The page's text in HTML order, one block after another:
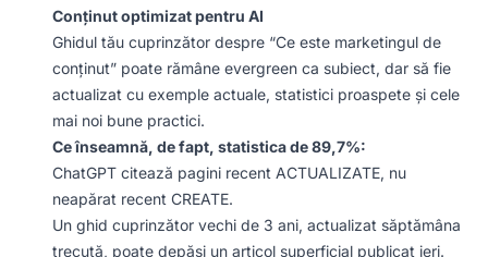
Conținut optimizat pentru AI
Ghidul tău cuprinzător despre “Ce este marketingul de
conținut” poate rămâne evergreen ca subiect, dar să fie
actualizat cu exemple actuale, statistici proaspete și cele
mai noi bune practici.
Ce înseamnă, de fapt, statistica de 89,7%:
ChatGPT citează pagini recent ACTUALIZATE, nu
neapărat recent CREATE.
Un ghid cuprinzător vechi de 3 ani, actualizat săptămâna
trecută, poate depăși un articol superficial publicat ieri.